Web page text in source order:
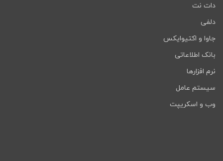
دات نت
دلفی
جاوا و اکتیوایکس
بانک اطلاعاتی
نرم افزارها
سیستم عامل
وب و اسکریپت